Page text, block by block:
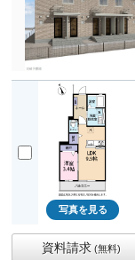
写真を見る
資料請求 (無料)